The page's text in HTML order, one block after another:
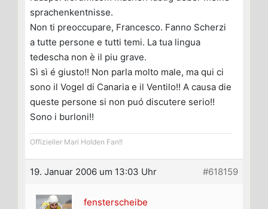
sprachenkentnisse.
Non ti preoccupare, Francesco. Fanno Scherzi
a tutte persone e tutti temi. La tua lingua
tedescha non è il piu grave.
Sì sì é giusto!! Non parla molto male, ma qui ci
sono il Vogel di Canaria e il Ventilo!! A causa die
queste persone si non puó discutere serio!!
Sono i burloni!!
Offizieller Mari Holden Fan!!
19. Januar 2006 um 13:03 Uhr #618159
fensterscheibe